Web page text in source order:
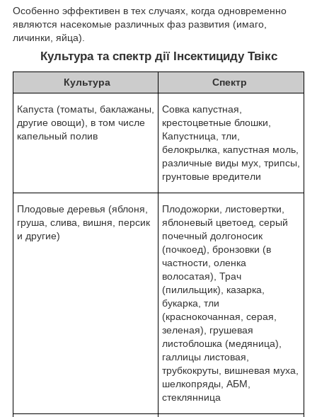
Особенно эффективен в тех случаях, когда одновременно
являются насекомые различных фаз развития (имаго,
личинки, яйца).
Культура та спектр дії Інсектициду Твікс
Культура Спектр
Капуста (томаты, баклажаны,
другие овощи), в том числе
капельный полив
Совка капустная,
крестоцветные блошки,
Капустница, тли,
белокрылка, капустная моль,
различные виды мух, трипсы,
грунтовые вредители
Плодовые деревья (яблоня,
груша, слива, вишня, персик
и другие)
Плодожорки, листовертки,
яблоневый цветоед, серый
почечный долгоносик
(почкоед), бронзовки (в
частности, оленка
волосатая), Трач
(пилильщик), казарка,
букарка, тли
(краснокочанная, серая,
зеленая), грушевая
листоблошка (медяница),
галлицы листовая,
трубкокруты, вишневая муха,
шелкопряды, АБМ,
стеклянница